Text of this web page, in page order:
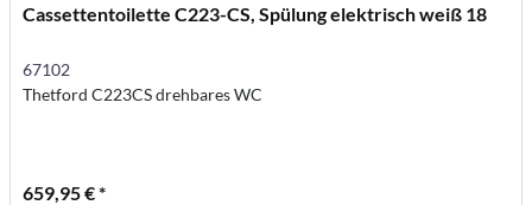
Cassettentoilette C223-CS, Spülung elektrisch weiß 18
67102
Thetford C223CS drehbares WC
659,95 € *